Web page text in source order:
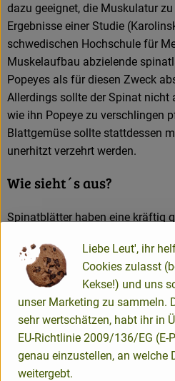
dazu geeignet, die Muskulatur
Ergebnisse einer Studie
schwedischen Hochschule für
Muskelaufbau abzielende
Popeyes als für diesen Zweck
Allerdings sollte der Spinat nicht
wie ihn Popeye zu verschlingen
Blattgemüse sollte stattdessen
unerhitzt verzehrt werden.
Wie sieht´s aus?
Spinatblätter haben eine kräftig
"Blatt-" und "Wurzelspinat"
verschiedene Kulturformen,
Während beim Blattspinat nur
werden, wird beim
Wurzelansatz geerntet.
Wie verwende ich´s?
Liebe Leut', ihr
Cookies zulasst
Kekse!) und uns
unser Marketing zu sammeln.
sehr wertschätzen, habt ihr in
EU-Richtlinie 2009/136/EG
genau einzustellen, an welche
weitergebt.